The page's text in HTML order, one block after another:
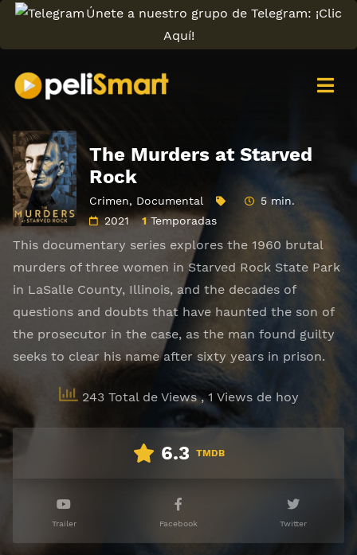
Únete a nuestro grupo de Telegram: ¡Clic
Aquí!
The Murders at Starved
Rock
Crimen, Documental
5 min.
2021
1Temporadas
This documentary series explores the 1960 brutal
murders of three women in Starved Rock State Park
in LaSalle County, Illinois, and the decades of
questions and doubts that have haunted the son of
the prosecutor in the case, as the man found guilty
seeks to clear his name after sixty years in prison.
243 Total de Views, 1 Views de hoy
6.3 TMDB
Trailer Facebook Twitter